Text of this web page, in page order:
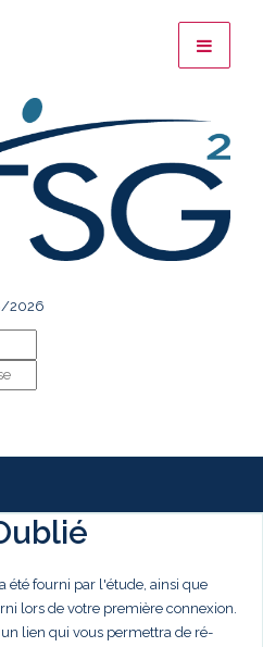
2026
été fourni par l'étude, ainsi que
lors de votre première connexion.
lien qui vous permettra de ré-